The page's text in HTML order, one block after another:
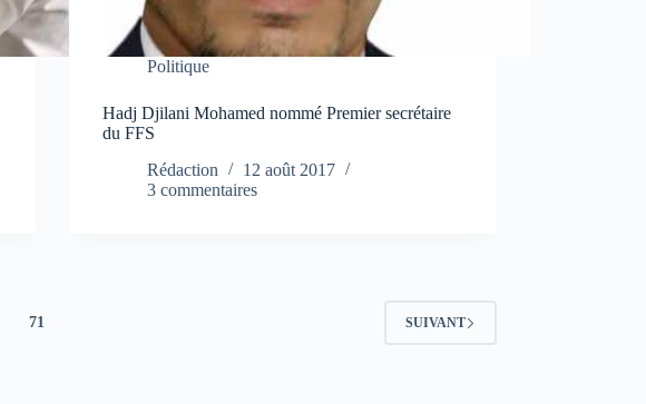
Politique
Hadj Djilani Mohamed nommé Premier secrétaire
du FFS
Rédaction
12 août 2017
3 commentaires
71 SUIVANT